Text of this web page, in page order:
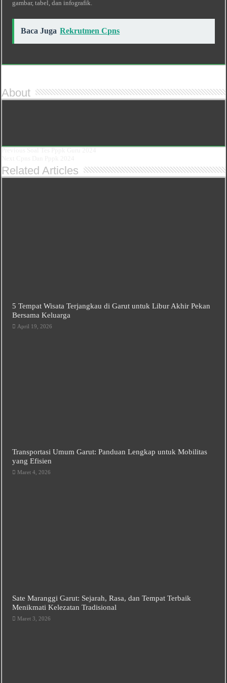
gambar, tabel, dan infografik.
Baca Juga Rekrutmen Cpns
About
Related Articles
5 Tempat Wisata Terjangkau di Garut untuk Libur Akhir Pekan
Bersama Keluarga
April 19, 2026
Transportasi Umum Garut: Panduan Lengkap untuk Mobilitas
yang Efisien
Maret 4, 2026
Sate Maranggi Garut: Sejarah, Rasa, dan Tempat Terbaik
Menikmati Kelezatan Tradisional
Maret 3, 2026